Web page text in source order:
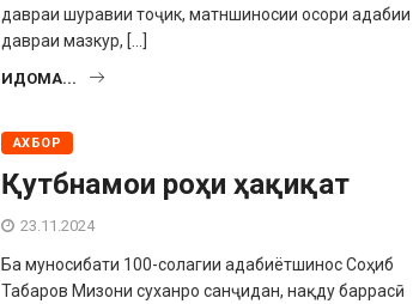
давраи шуравии тоҷик, матн­шиносии осори адабии
давраи мазкур, […]
ИДОМА...
АХБОР
Қутбнамои роҳи ҳақиқат
23.11.2024
Ба муносибати 100-солагии адабиётшинос Соҳиб
Табаров Мизони суханро санҷидан, нақду баррасӣ